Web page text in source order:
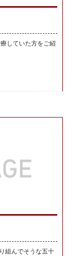
していた方をご紹
組んでそうな五十